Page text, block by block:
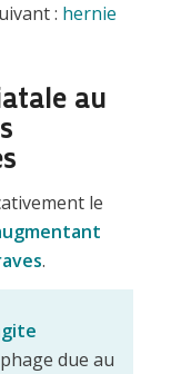
: hernie
au
le
.
due au